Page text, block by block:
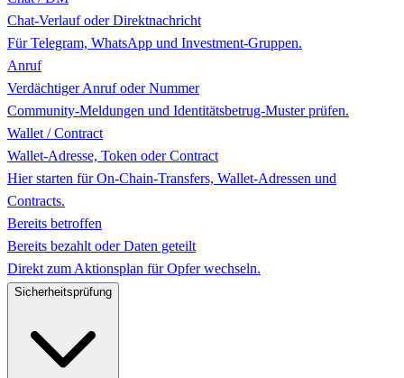
Chat-Verlauf oder Direktnachricht
Für Telegram, WhatsApp und Investment-Gruppen.
Anruf
Verdächtiger Anruf oder Nummer
Community-Meldungen und Identitätsbetrug-Muster prüfen.
Wallet / Contract
Wallet-Adresse, Token oder Contract
Hier starten für On-Chain-Transfers, Wallet-Adressen und
Contracts.
Bereits betroffen
Bereits bezahlt oder Daten geteilt
Direkt zum Aktionsplan für Opfer wechseln.
Sicherheitsprüfung